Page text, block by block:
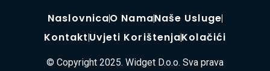
NaslovnicaO NamaNaše Usluge
KontaktUvjeti KorištenjaKolačići
© Copyright 2025. Widget D.o.o. Sva prava